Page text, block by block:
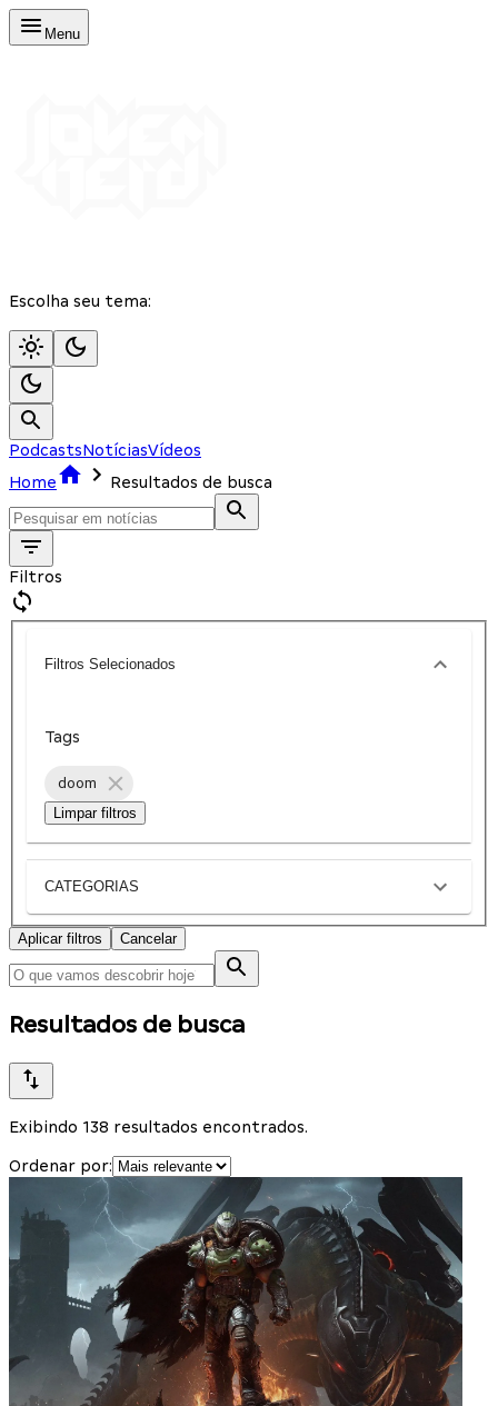
Menu
Escolha seu tema:
PodcastsNotíciasVídeos
Home
Resultados de busca
Filtros
Filtros Selecionados
Tags
doom
Limpar filtros
CATEGORIAS
Aplicar filtros Cancelar
Resultados de busca
Exibindo 138 resultados encontrados.
Ordenar por: